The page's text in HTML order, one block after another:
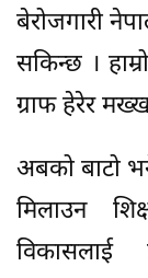
बेरोजगारी
सकिन्छ ।
ग्राफ हेरेर
अबको बाटो
मिलाउन
विकासलाई